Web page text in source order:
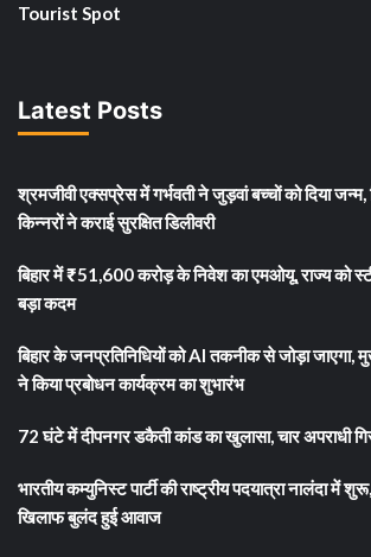
Tourist Spot
Latest Posts
श्रमजीवी एक्सप्रेस में गर्भवती ने जुड़वां बच्चों को दिया
किन्नरों ने कराई सुरक्षित डिलीवरी
बिहार में ₹51,600 करोड़ के निवेश का एमओयू, राज्य को
बड़ा कदम
बिहार के जनप्रतिनिधियों को AI तकनीक से जोड़ा जाएगा,
ने किया प्रबोधन कार्यक्रम का शुभारंभ
72 घंटे में दीपनगर डकैती कांड का खुलासा, चार अपराधी
भारतीय कम्युनिस्ट पार्टी की राष्ट्रीय पदयात्रा नालंदा में
खिलाफ बुलंद हुई आवाज